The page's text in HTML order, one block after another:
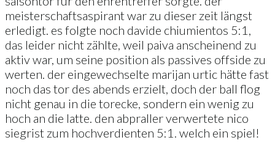
meisterschaftsaspirant war zu dieser zeit längst
erledigt. es folgte noch davide chiumientos 5:1,
das leider nicht zählte, weil paiva anscheinend zu
aktiv war, um seine position als passives offside zu
werten. der eingewechselte marijan urtic hätte fast
noch das tor des abends erzielt, doch der ball flog
nicht genau in die torecke, sondern ein wenig zu
hoch an die latte. den abpraller verwertete nico
siegrist zum hochverdienten 5:1. welch ein spiel!